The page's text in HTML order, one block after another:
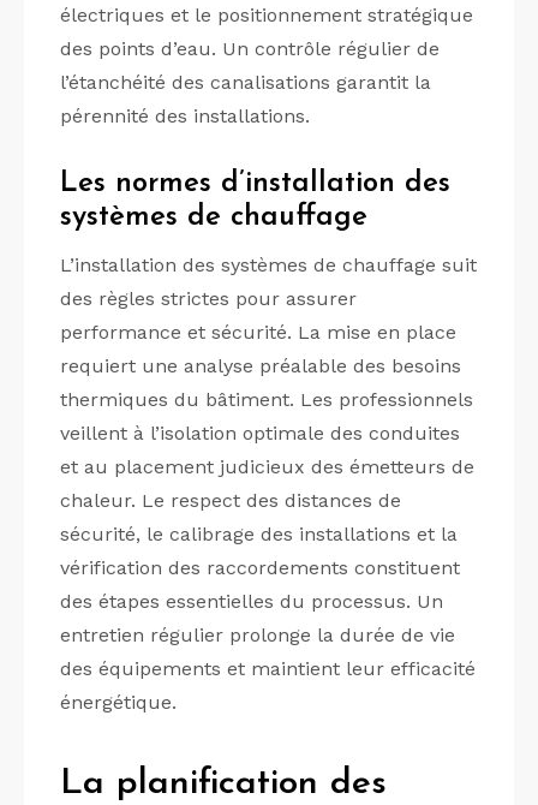
électriques et le positionnement stratégique
des points d’eau. Un contrôle régulier de
l’étanchéité des canalisations garantit la
pérennité des installations.
Les normes d’installation des
systèmes de chauffage
L’installation des systèmes de chauffage suit
des règles strictes pour assurer
performance et sécurité. La mise en place
requiert une analyse préalable des besoins
thermiques du bâtiment. Les professionnels
veillent à l’isolation optimale des conduites
et au placement judicieux des émetteurs de
chaleur. Le respect des distances de
sécurité, le calibrage des installations et la
vérification des raccordements constituent
des étapes essentielles du processus. Un
entretien régulier prolonge la durée de vie
des équipements et maintient leur efficacité
énergétique.
La planification des